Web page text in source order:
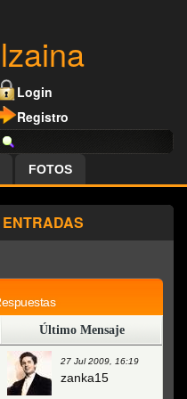
Login
Registro
FOTOS
Nuevo Tema
Último Mensaje
27 Jul 2009, 16:19
zanka15